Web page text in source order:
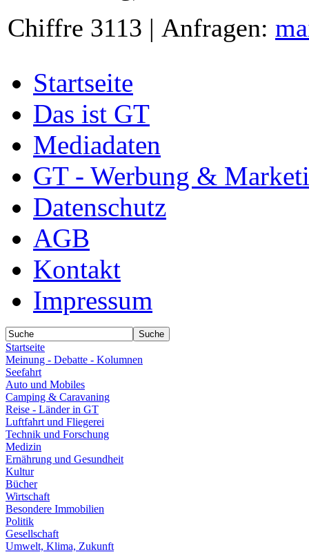
Chiffre 3113 | Anfragen:
Startseite
Das ist GT
Mediadaten
GT - Werbung &
Datenschutz
AGB
Kontakt
Impressum
Startseite
Meinung - Debatte - Kolumnen
Seefahrt
Auto und Mobiles
Camping & Caravaning
Reise - Länder in GT
Luftfahrt und Fliegerei
Technik und Forschung
Medizin
Ernährung und Gesundheit
Kultur
Bücher
Wirtschaft
Besondere Immobilien
Politik
Gesellschaft
Umwelt, Klima, Zukunft